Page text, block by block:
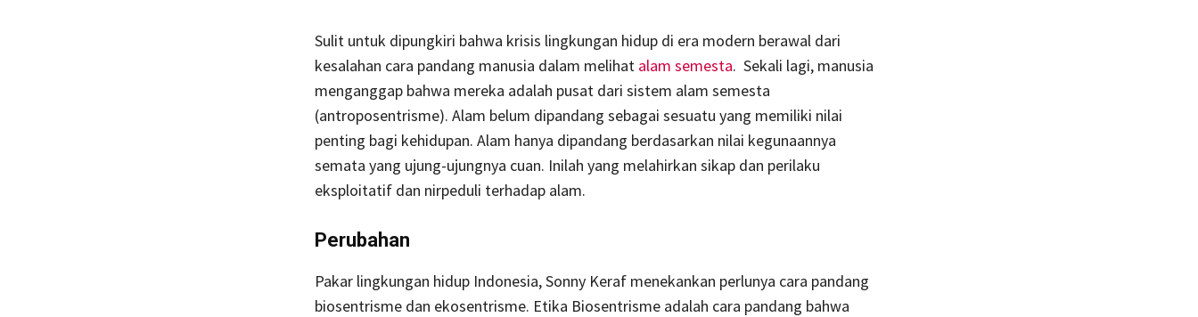
Sulit untuk dipungkiri bahwa krisis lingkungan hidup di era modern berawal dari
kesalahan cara pandang manusia dalam melihat alam semesta. Sekali lagi, manusia
menganggap bahwa mereka adalah pusat dari sistem alam semesta
(antroposentrisme). Alam belum dipandang sebagai sesuatu yang memiliki nilai
penting bagi kehidupan. Alam hanya dipandang berdasarkan nilai kegunaannya
semata yang ujung-ujungnya cuan. Inilah yang melahirkan sikap dan perilaku
eksploitatif dan nirpeduli terhadap alam.
Perubahan
Pakar lingkungan hidup Indonesia, Sonny Keraf menekankan perlunya cara pandang
biosentrisme dan ekosentrisme. Etika Biosentrisme adalah cara pandang bahwa